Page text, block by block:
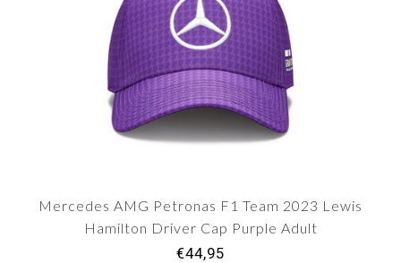
Mercedes AMG Petronas F1 Team 2023 Lewis
Hamilton Driver Cap Purple Adult
€44,95